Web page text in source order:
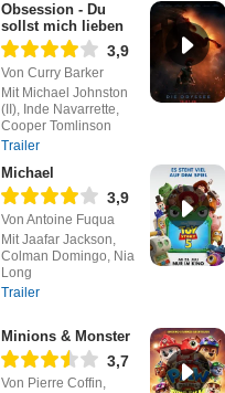
Obsession - Du
sollst mich lieben
3,9
Von Curry Barker
Mit Michael Johnston
(II), Inde Navarrette,
Cooper Tomlinson
Trailer
Michael
3,9
Von Antoine Fuqua
Mit Jaafar Jackson,
Colman Domingo, Nia
Long
Trailer
Minions & Monster
3,7
Von Pierre Coffin,